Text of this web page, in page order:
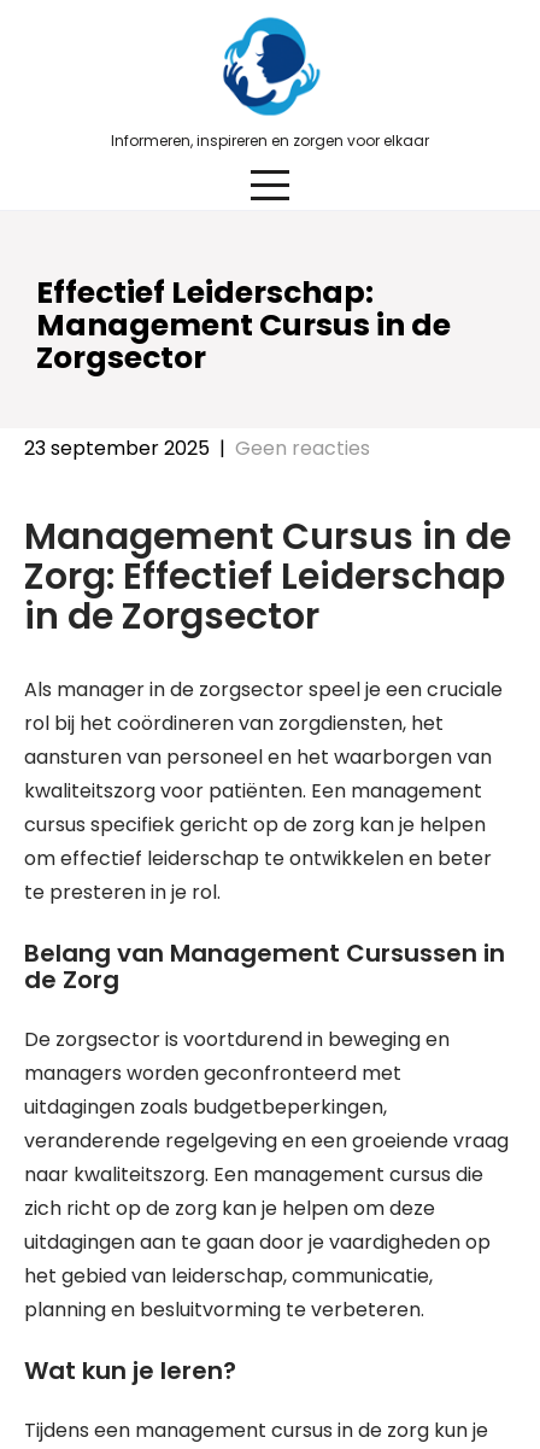
Informeren, inspireren en zorgen voor elkaar
Effectief Leiderschap:
Management Cursus in de
Zorgsector
23 september 2025 | Geen reacties
Management Cursus in de
Zorg: Effectief Leiderschap
in de Zorgsector
Als manager in de zorgsector speel je een cruciale
rol bij het coördineren van zorgdiensten, het
aansturen van personeel en het waarborgen van
kwaliteitszorg voor patiënten. Een management
cursus specifiek gericht op de zorg kan je helpen
om effectief leiderschap te ontwikkelen en beter
te presteren in je rol.
Belang van Management Cursussen in
de Zorg
De zorgsector is voortdurend in beweging en
managers worden geconfronteerd met
uitdagingen zoals budgetbeperkingen,
veranderende regelgeving en een groeiende vraag
naar kwaliteitszorg. Een management cursus die
zich richt op de zorg kan je helpen om deze
uitdagingen aan te gaan door je vaardigheden op
het gebied van leiderschap, communicatie,
planning en besluitvorming te verbeteren.
Wat kun je leren?
Tijdens een management cursus in de zorg kun je